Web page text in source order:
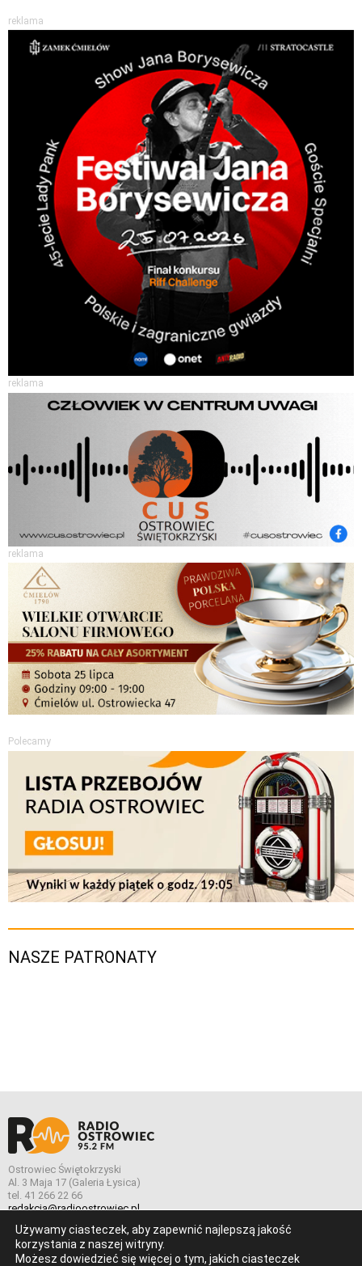
reklama
reklama
reklama
Polecamy
NASZE PATRONATY
Ostrowiec Świętokrzyski
Al. 3 Maja 17 (Galeria Łysica)
tel. 41 266 22 66
redakcja@radioostrowiec.pl
Używamy ciasteczek, aby zapewnić najlepszą jakość
korzystania z naszej witryny.
Możesz dowiedzieć się więcej o tym, jakich ciasteczek